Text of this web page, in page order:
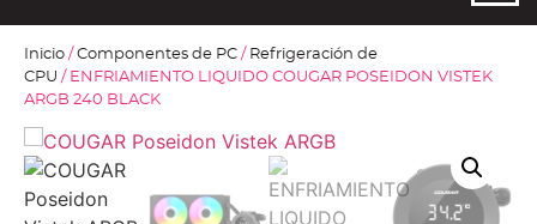
Inicio / Componentes de PC / Refrigeración de
CPU / ENFRIAMIENTO LIQUIDO COUGAR POSEIDON VISTEK
ARGB 240 BLACK